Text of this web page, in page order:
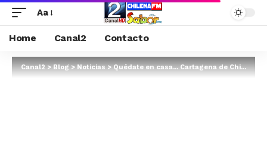
Aa
Home Canal2 Contacto
Canal2>Blog>Noticias>Quédate en casa… Cartagena de Chile. Sofia Fuentes